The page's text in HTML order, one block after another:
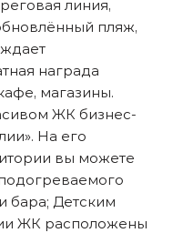
линия,
пляж,
награда
магазины.
ЖК бизнес-
На его
вы можете
бара; Детским
ЖК расположены